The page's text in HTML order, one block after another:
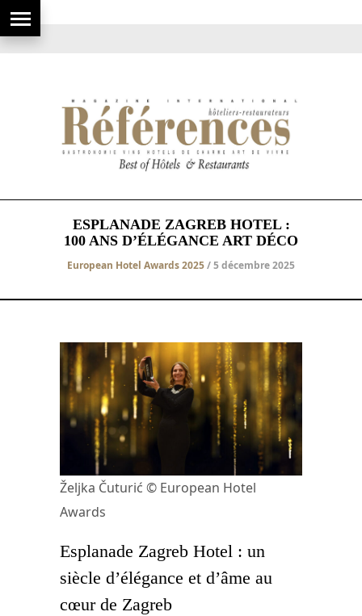
ESPLANADE ZAGREB HOTEL :
100 ANS D’ÉLÉGANCE ART DÉCO
European Hotel Awards 2025/ 5 décembre 2025
Željka Čuturić © European Hotel
Awards
Esplanade Zagreb Hotel : un
siècle d’élégance et d’âme au
cœur de Zagreb